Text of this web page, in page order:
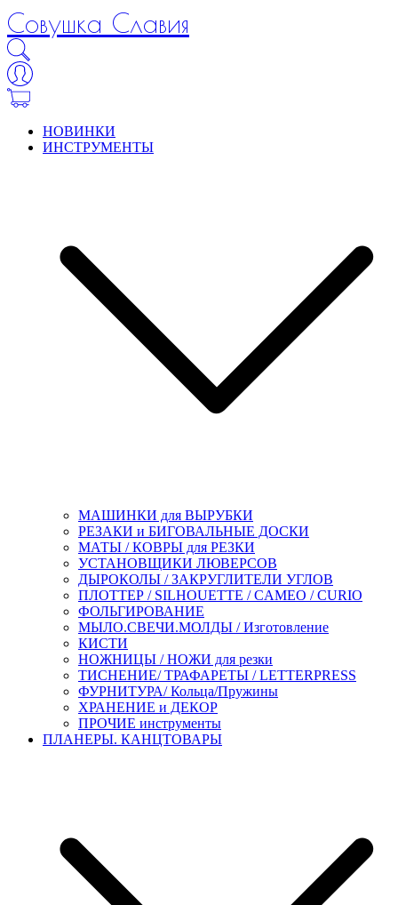
Совушка Славия
НОВИНКИ
ИНСТРУМЕНТЫ
МАШИНКИ для ВЫРУБКИ
РЕЗАКИ и БИГОВАЛЬНЫЕ ДОСКИ
МАТЫ / КОВРЫ для РЕЗКИ
УСТАНОВЩИКИ ЛЮВЕРСОВ
ДЫРОКОЛЫ / ЗАКРУГЛИТЕЛИ УГЛОВ
ПЛОТТЕР / SILHOUETTE / CAMEO / CURIO
ФОЛЬГИРОВАНИЕ
МЫЛО.СВЕЧИ.МОЛДЫ / Изготовление
КИСТИ
НОЖНИЦЫ / НОЖИ для резки
ТИСНЕНИЕ/ ТРАФАРЕТЫ / LETTERPRESS
ФУРНИТУРА/ Кольца/Пружины
ХРАНЕНИЕ и ДЕКОР
ПРОЧИЕ инструменты
ПЛАНЕРЫ. КАНЦТОВАРЫ